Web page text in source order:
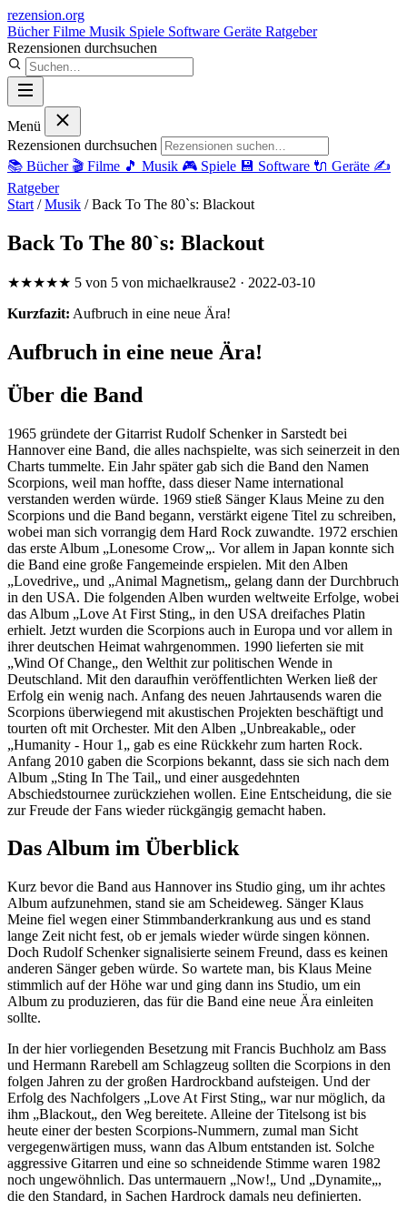
rezension.org
BücherFilme Musik Spiele Software Geräte Ratgeber
Rezensionen durchsuchen
Menü
Rezensionen durchsuchen
📚 Bücher 🎬 Filme 🎵 Musik 🎮 Spiele 💾 Software 🔌 Geräte ✍️
Ratgeber
Start / Musik / Back To The 80`s: Blackout
Back To The 80`s: Blackout
★★★★★ 5 von 5 von michaelkrause2 · 2022-03-10
Kurzfazit: Aufbruch in eine neue Ära!
Aufbruch in eine neue Ära!
Über die Band
1965 gründete der Gitarrist Rudolf Schenker in Sarstedt bei
Hannover eine Band, die alles nachspielte, was sich seinerzeit in den
Charts tummelte. Ein Jahr später gab sich die Band den Namen
Scorpions, weil man hoffte, dass dieser Name international
verstanden werden würde. 1969 stieß Sänger Klaus Meine zu den
Scorpions und die Band begann, verstärkt eigene Titel zu schreiben,
wobei man sich vorrangig dem Hard Rock zuwandte. 1972 erschien
das erste Album „Lonesome Crow„. Vor allem in Japan konnte sich
die Band eine große Fangemeinde erspielen. Mit den Alben
„Lovedrive„ und „Animal Magnetism„ gelang dann der Durchbruch
in den USA. Die folgenden Alben wurden weltweite Erfolge, wobei
das Album „Love At First Sting„ in den USA dreifaches Platin
erhielt. Jetzt wurden die Scorpions auch in Europa und vor allem in
ihrer deutschen Heimat wahrgenommen. 1990 lieferten sie mit
„Wind Of Change„ den Welthit zur politischen Wende in
Deutschland. Mit den daraufhin veröffentlichten Werken ließ der
Erfolg ein wenig nach. Anfang des neuen Jahrtausends waren die
Scorpions überwiegend mit akustischen Projekten beschäftigt und
tourten oft mit Orchester. Mit den Alben „Unbreakable„ oder
„Humanity - Hour 1„ gab es eine Rückkehr zum harten Rock.
Anfang 2010 gaben die Scorpions bekannt, dass sie sich nach dem
Album „Sting In The Tail„ und einer ausgedehnten
Abschiedstournee zurückziehen wollen. Eine Entscheidung, die sie
zur Freude der Fans wieder rückgängig gemacht haben.
Das Album im Überblick
Kurz bevor die Band aus Hannover ins Studio ging, um ihr achtes
Album aufzunehmen, stand sie am Scheideweg. Sänger Klaus
Meine fiel wegen einer Stimmbanderkrankung aus und es stand
lange Zeit nicht fest, ob er jemals wieder würde singen können.
Doch Rudolf Schenker signalisierte seinem Freund, dass es keinen
anderen Sänger geben würde. So wartete man, bis Klaus Meine
stimmlich auf der Höhe war und ging dann ins Studio, um ein
Album zu produzieren, das für die Band eine neue Ära einleiten
sollte.
In der hier vorliegenden Besetzung mit Francis Buchholz am Bass
und Hermann Rarebell am Schlagzeug sollten die Scorpions in den
folgen Jahren zu der großen Hardrockband aufsteigen. Und der
Erfolg des Nachfolgers „Love At First Sting„ war nur möglich, da
ihm „Blackout„ den Weg bereitete. Alleine der Titelsong ist bis
heute einer der besten Scorpions-Nummern, zumal man Sicht
vergegenwärtigen muss, wann das Album entstanden ist. Solche
aggressive Gitarren und eine so schneidende Stimme waren 1982
noch ungewöhnlich. Das untermauern „Now!„ Und „Dynamite„,
die den Standard, in Sachen Hardrock damals neu definierten.